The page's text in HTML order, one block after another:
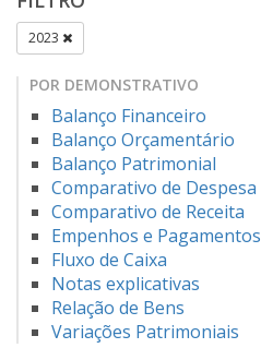
2023
POR DEMONSTRATIVO
Balanço Financeiro
Balanço Orçamentário
Balanço Patrimonial
Comparativo de Despesa
Comparativo de Receita
Empenhos e Pagamentos
Fluxo de Caixa
Notas explicativas
Relação de Bens
Variações Patrimoniais